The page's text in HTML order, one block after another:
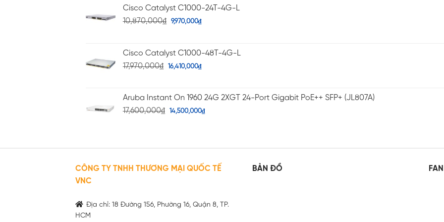
Cisco Catalyst C1000-24T-4G-L
10,870,000₫ 9,970,000₫
Cisco Catalyst C1000-48T-4G-L
17,970,000₫ 16,410,000₫
Aruba Instant On 1960 24G 2XGT 24-Port Gigabit PoE++ SFP+ (JL807A)
17,600,000₫ 14,500,000₫
CÔNG TY TNHH THƯƠNG MẠI QUỐC TẾ
VNC
Địa chỉ: 18 Đường 156, Phường 16, Quận 8, TP.
HCM
BẢN ĐỒ